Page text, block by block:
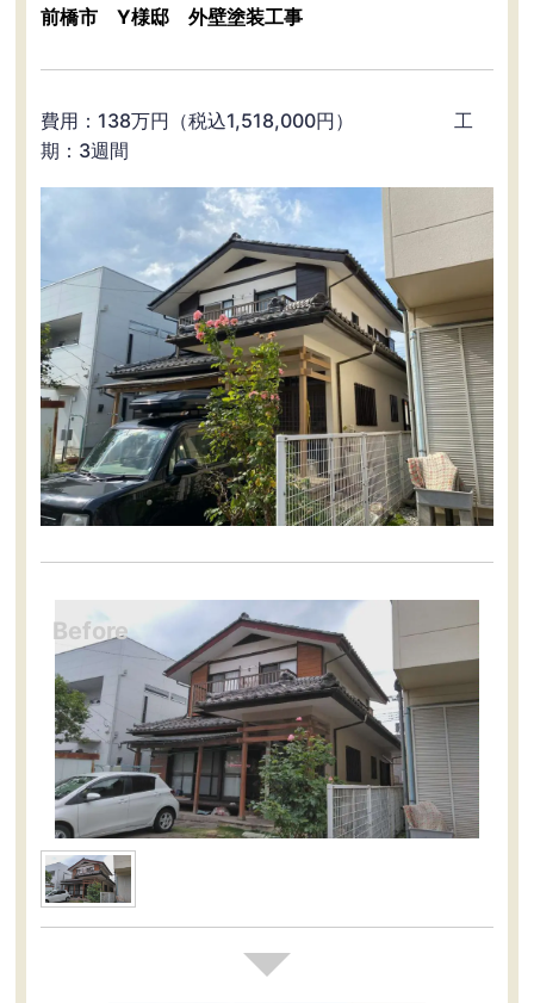
前橋市 Y様邸 外壁塗装工事
費用：138万円（税込1,518,000円） 工
期：3週間